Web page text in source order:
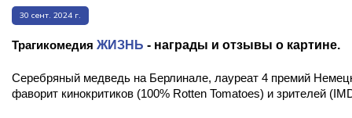
30 сент. 2024 г.
Трагикомедия ЖИЗНЬ - награды и отзывы о картине.
Серебряный медведь на Берлинале, лауреат 4 премий
фаворит кинокритиков (100% Rotten Tomatoes) и зрителей